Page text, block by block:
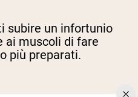
subire un infortunio
ai muscoli di fare
più preparati.